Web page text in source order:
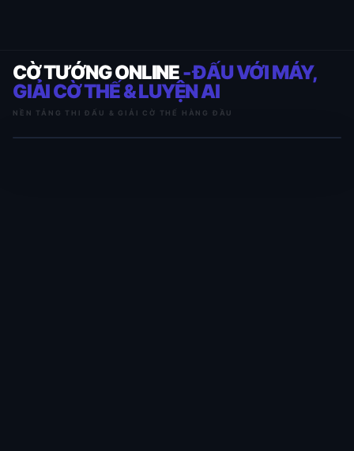
CỜ TƯỚNG ONLINE- ĐẤU VỚI MÁY,
GIẢI CỜ THẾ & LUYỆN AI
NỀN TẢNG THI ĐẤU & GIẢI CỜ THẾ HÀNG ĐẦU